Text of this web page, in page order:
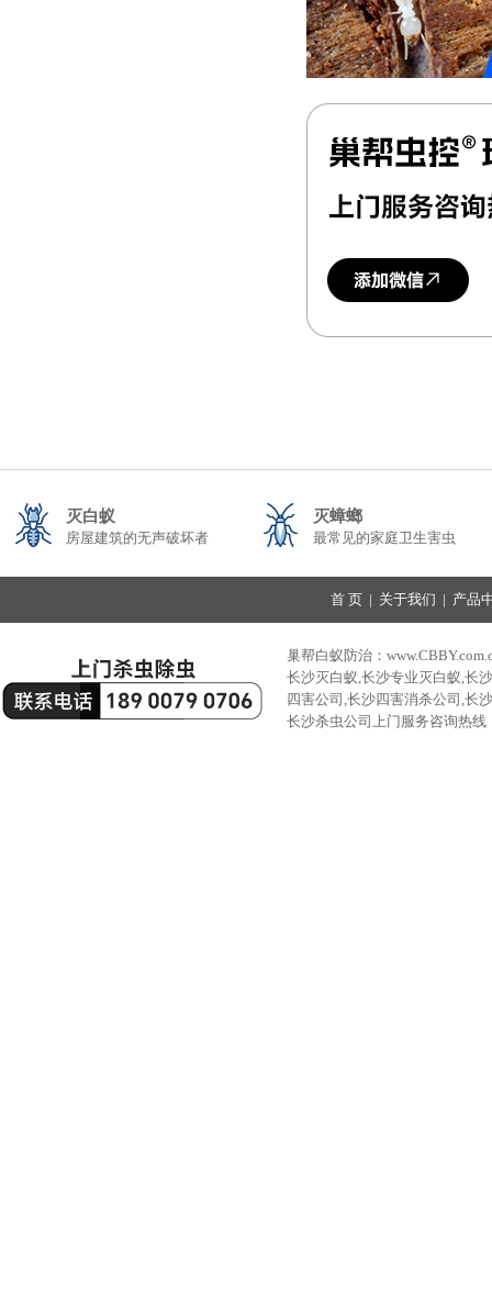
灭白蚁
房屋建筑的无声破坏者
灭蟑螂
最常见的家庭卫生害虫
首 页 | 关于我们 | 产品
巢帮白蚁防治：
长沙灭白蚁,长沙专业灭白蚁,长
四害公司,长沙四害消杀公司,长
长沙杀虫公司上门服务咨询热